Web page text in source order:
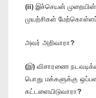
(ii) இச்செயன் முறையின்
முயற்சிகள்
அவர் அறிவாரா?
(இ) விசாரணை
பொது மக்களுக்கு
கட்டளையிடுவாரா?